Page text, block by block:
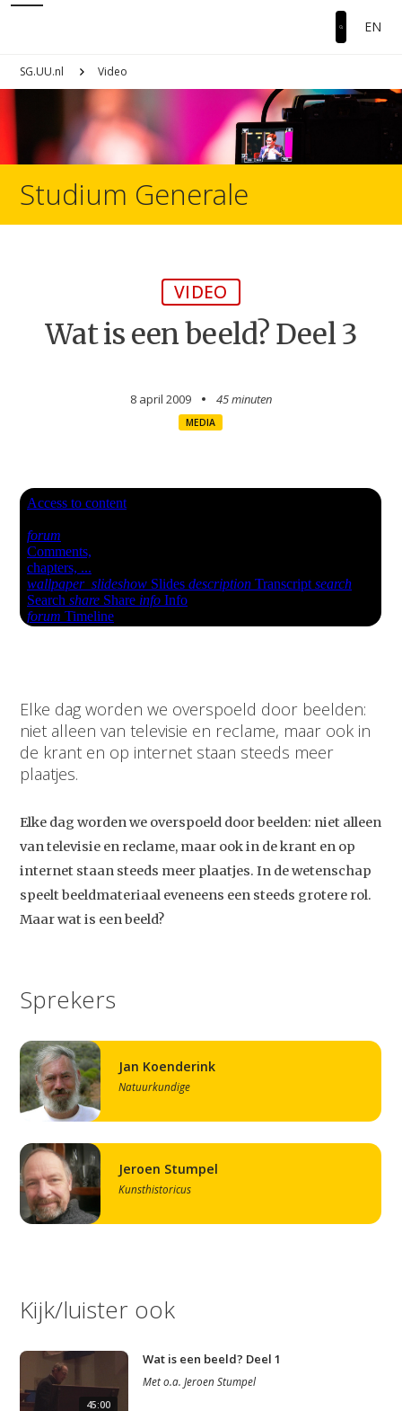
EN
SG.UU.nl Video
Studium Generale
VIDEO
Wat is een beeld? Deel 3
8 april 2009 45 minuten
MEDIA
Elke dag worden we overspoeld door beelden:
niet alleen van televisie en reclame, maar ook in
de krant en op internet staan steeds meer
plaatjes.
Elke dag worden we overspoeld door beelden: niet alleen
van televisie en reclame, maar ook in de krant en op
internet staan steeds meer plaatjes. In de wetenschap
speelt beeldmateriaal eveneens een steeds grotere rol.
Maar wat is een beeld?
Sprekers
Jan Koenderink
Natuurkundige
Jeroen Stumpel
Kunsthistoricus
Kijk/luister ook
45:00
Wat is een beeld? Deel 1
Meto.a.Jeroen Stumpel